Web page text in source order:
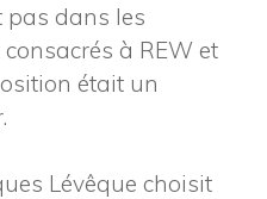
pas dans les
à REW et
était un
Lévêque choisit